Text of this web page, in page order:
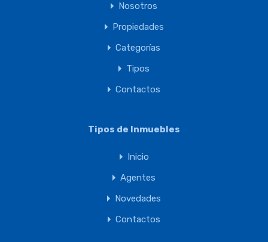
Nosotros
Propiedades
Categorías
Tipos
Contactos
Tipos de Inmuebles
Inicio
Agentes
Novedades
Contactos